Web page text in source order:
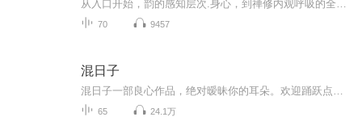
70 9457
混日子
65 24.1万